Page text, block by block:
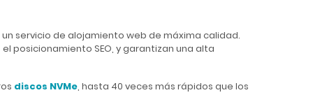
servicio de alojamiento web de máxima calidad.
posicionamiento SEO, y garantizan una alta
discos NVMe, hasta 40 veces más rápidos que los